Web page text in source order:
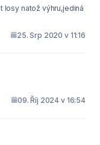
losy natož výhru,jediná
25. Srp 2020 v 11:16
09. Říj 2024 v 16:54